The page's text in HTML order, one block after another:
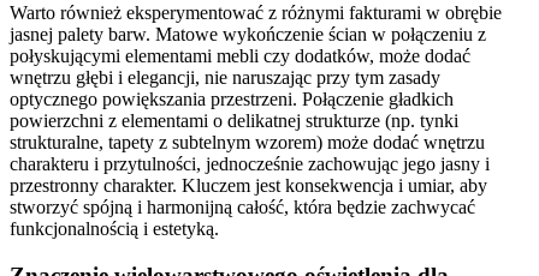
Warto również eksperymentować z różnymi fakturami w obrębie
jasnej palety barw. Matowe wykończenie ścian w połączeniu z
połyskującymi elementami mebli czy dodatków, może dodać
wnętrzu głębi i elegancji, nie naruszając przy tym zasady
optycznego powiększania przestrzeni. Połączenie gładkich
powierzchni z elementami o delikatnej strukturze (np. tynki
strukturalne, tapety z subtelnym wzorem) może dodać wnętrzu
charakteru i przytulności, jednocześnie zachowując jego jasny i
przestronny charakter. Kluczem jest konsekwencja i umiar, aby
stworzyć spójną i harmonijną całość, która będzie zachwycać
funkcjonalnością i estetyką.